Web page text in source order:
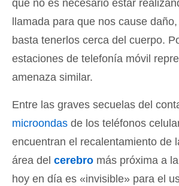
que no es necesario estar
llamada para que nos cause
basta tenerlos cerca del cuerpo.
estaciones de telefonía móvil
amenaza similar.
Entre las graves secuelas del
microondas de los teléfonos
encuentran el recalentamiento de
área del cerebro más próxima a la
hoy en día es «invisible» para el